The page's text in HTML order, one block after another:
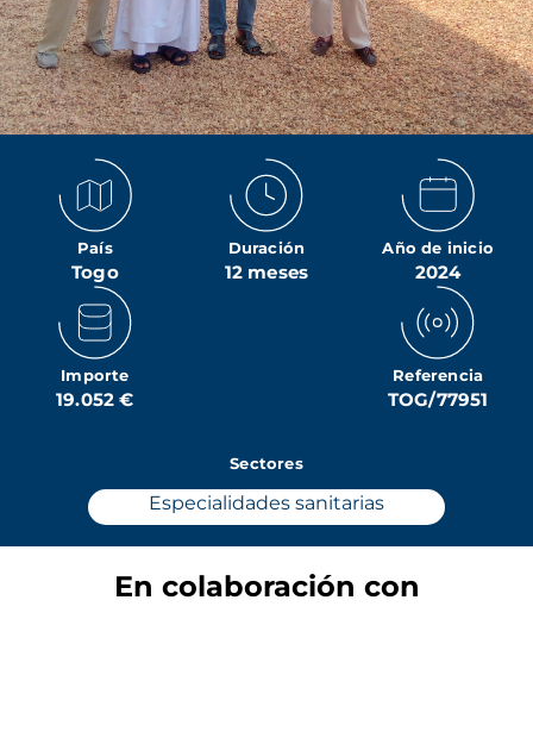
País
Togo
Duración
12 meses
Año de inicio
2024
Importe
19.052 €
Referencia
TOG/77951
Sectores
Especialidades sanitarias
En colaboración con